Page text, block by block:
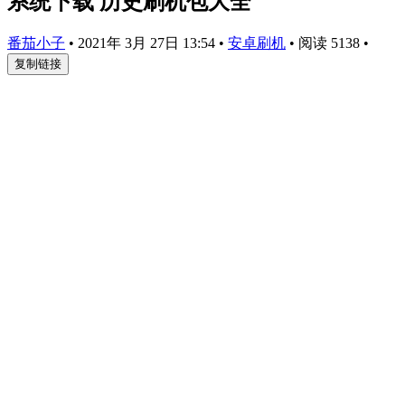
番茄小子 • 2021年 3月 27日 13:54 • 安卓刷机 • 阅读 5138 •
复制链接